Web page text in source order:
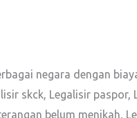
negara dengan
skck, Legalisir paspor,
belum menikah,